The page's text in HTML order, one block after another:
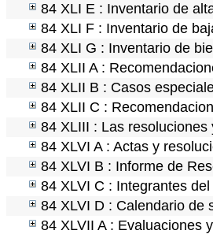
84 XLI E : Inventario de
84 XLI F : Inventario de
84 XLI G : Inventario de
84 XLII A :
84 XLII B : Casos
84 XLII C :
84 XLIII : Las
84 XLVI A : Actas y
84 XLVI B : Informe de
84 XLVI C : Integrantes
84 XLVI D : Calendario de
84 XLVII A : Evaluaciones